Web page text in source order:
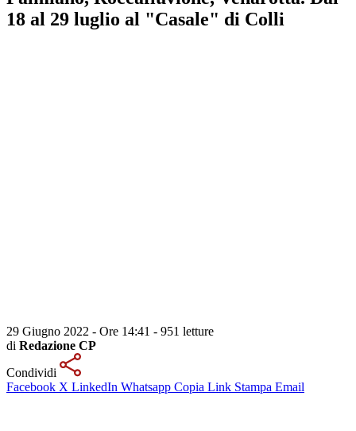
18 al 29 luglio al "Casale" di Colli
29 Giugno 2022 - Ore 14:41 - 951 letture
di Redazione CP
Condividi
Facebook X LinkedIn Whatsapp Copia Link Stampa Email